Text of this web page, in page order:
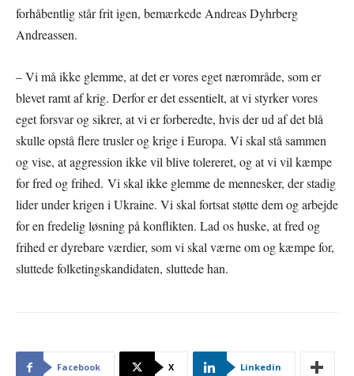
forhåbentlig står frit igen, bemærkede Andreas Dyhrberg
Andreassen.
– Vi må ikke glemme, at det er vores eget nærområde, som er
blevet ramt af krig. Derfor er det essentielt, at vi styrker vores
eget forsvar og sikrer, at vi er forberedte, hvis der ud af det blå
skulle opstå flere trusler og krige i Europa. Vi skal stå sammen
og vise, at aggression ikke vil blive tolereret, og at vi vil kæmpe
for fred og frihed. Vi skal ikke glemme de mennesker, der stadig
lider under krigen i Ukraine. Vi skal fortsat støtte dem og arbejde
for en fredelig løsning på konflikten. Lad os huske, at fred og
frihed er dyrebare værdier, som vi skal værne om og kæmpe for,
sluttede folketingskandidaten, sluttede han.
Facebook X Linkedin